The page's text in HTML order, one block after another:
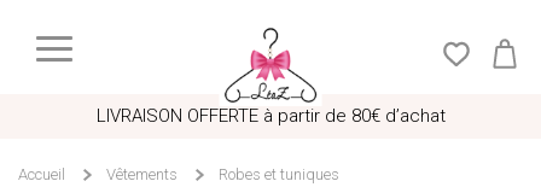
LIVRAISON OFFERTE à partir de 80€ d’achat
Accueil Vêtements
Robes et tuniques